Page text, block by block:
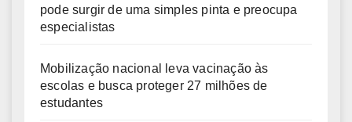
pode surgir de uma simples pinta e preocupa
especialistas
Mobilização nacional leva vacinação às
escolas e busca proteger 27 milhões de
estudantes